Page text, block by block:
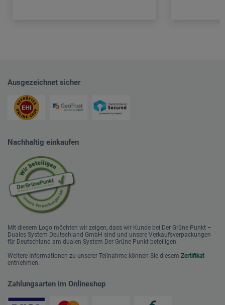
Ausgezeichnet sicher
Nachhaltig einkaufen
Mit diesem Logo möchten wir zeigen, dass wir Kunde bei Der Grüne Punkt –
Duales System Deutschland GmbH sind und unsere Verkaufsverpackungen
für Deutschland am dualen System Der Grüne Punkt beteiligen.
Weitere Informationen zu unserer Teilnahme können Sie diesem Zertifikat
entnehmen.
Zahlungsarten im Onlineshop